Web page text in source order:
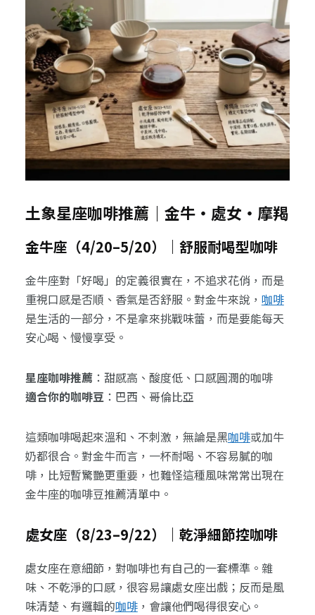
土象星座咖啡推薦｜金牛・處女・摩羯
金牛座（4/20–5/20）｜舒服耐喝型咖啡
金牛座對「好喝」的定義很實在，不追求花俏，而是
重視口感是否順、香氣是否舒服。對金牛來說， 咖啡
是生活的一部分，不是拿來挑戰味蕾，而是要能每天
安心喝、慢慢享受。
星座咖啡推薦：甜感高、酸度低、口感圓潤的咖啡
適合你的咖啡豆 ：巴西、哥倫比亞
這類咖啡喝起來溫和、不刺激，無論是黑咖啡或加牛
奶都很合。對金牛而言，一杯耐喝、不容易膩的咖
啡，比短暫驚艷更重要，也難怪這種風味常常出現在
金牛座的咖啡豆推薦清單中。
處女座（8/23–9/22）｜乾淨細節控咖啡
處女座在意細節，對咖啡也有自己的一套標準。雜
味、不乾淨的口感，很容易讓處女座出戲；反而是風
味清楚、有邏輯的咖啡，會讓他們喝得很安心。